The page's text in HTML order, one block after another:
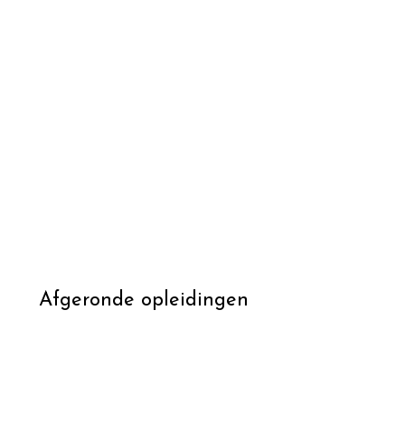
Afgeronde opleidingen